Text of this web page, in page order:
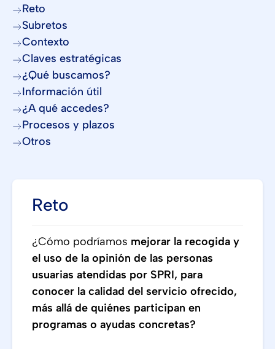
Reto
Subretos
Contexto
Claves estratégicas
¿Qué buscamos?
Información útil
¿A qué accedes?
Procesos y plazos
Otros
Reto
¿Cómo podríamos mejorar la recogida y
el uso de la opinión de las personas
usuarias atendidas por SPRI, para
conocer la calidad del servicio ofrecido,
más allá de quiénes participan en
programas o ayudas concretas?